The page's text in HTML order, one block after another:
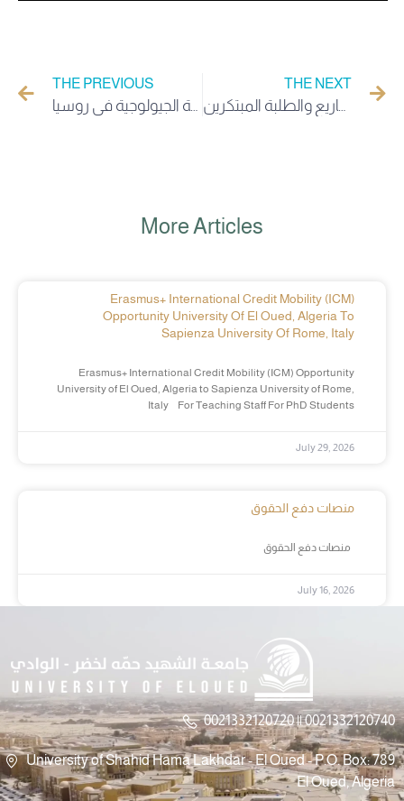
THE PREVIOUS
دعوة للمشاركة في البطولة الدولية الجيولوجية في روسيا
THE NEXT
إعلان لفائدة حاملي المشاريع والطلبة المبتكرين
More Articles
Erasmus+ International Credit Mobility (ICM)
Opportunity University Of El Oued, Algeria To
Sapienza University Of Rome, Italy
Erasmus+ International Credit Mobility (ICM) Opportunity
University of El Oued, Algeria to Sapienza University of Rome,
Italy For Teaching Staff For PhD Students
July 29, 2026
منصات دفع الحقوق
July 16, 2026
0021332120720 || 0021332120740
University of Shahid Hama Lakhdar - El Oued - P.O. Box: 789
El Oued, Algeria